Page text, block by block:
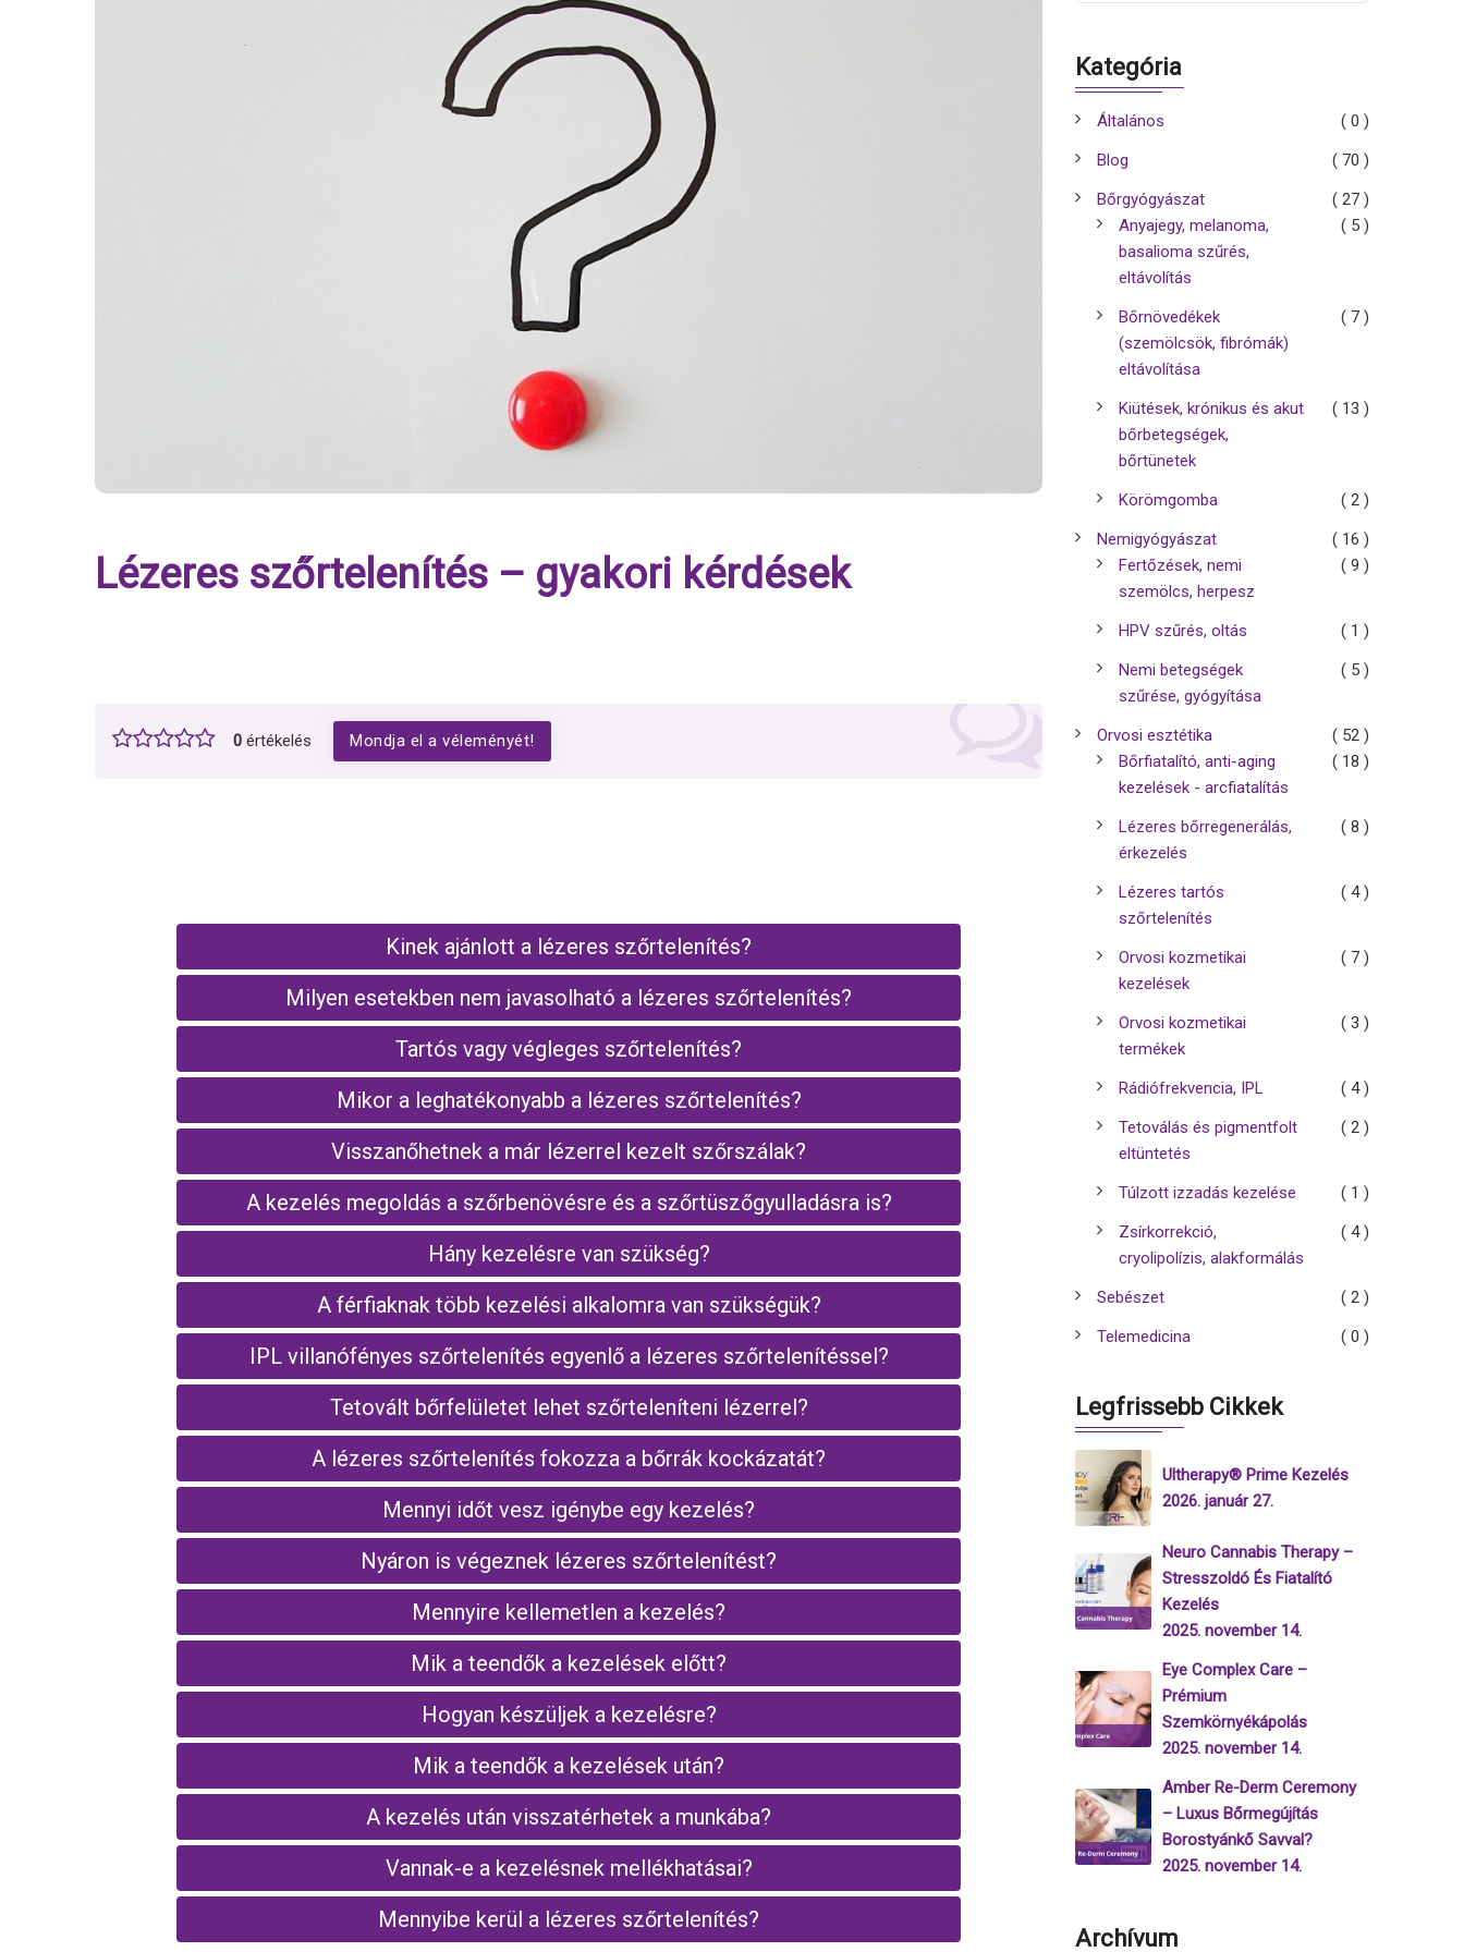
Lézeres szőrtelenítés – gyakori kérdések
0 értékelés Mondja el a véleményét!
Kinek ajánlott a lézeres szőrtelenítés?
Milyen esetekben nem javasolható a lézeres szőrtelenítés?
Tartós vagy végleges szőrtelenítés?
Mikor a leghatékonyabb a lézeres szőrtelenítés?
Visszanőhetnek a már lézerrel kezelt szőrszálak?
A kezelés megoldás a szőrbenövésre és a szőrtüszőgyulladásra is?
Hány kezelésre van szükség?
A férfiaknak több kezelési alkalomra van szükségük?
IPL villanófényes szőrtelenítés egyenlő a lézeres szőrtelenítéssel?
Tetovált bőrfelületet lehet szőrteleníteni lézerrel?
A lézeres szőrtelenítés fokozza a bőrrák kockázatát?
Mennyi időt vesz igénybe egy kezelés?
Nyáron is végeznek lézeres szőrtelenítést?
Mennyire kellemetlen a kezelés?
Mik a teendők a kezelések előtt?
Hogyan készüljek a kezelésre?
Mik a teendők a kezelések után?
A kezelés után visszatérhetek a munkába?
Vannak-e a kezelésnek mellékhatásai?
Mennyibe kerül a lézeres szőrtelenítés?
Kategória
Általános
( 0 )
Blog
( 70 )
Bőrgyógyászat
( 27 )
Anyajegy, melanoma,
basalioma szűrés,
eltávolítás
( 5 )
Bőrnövedékek
(szemölcsök, fibrómák)
eltávolítása
( 7 )
Kiütések, krónikus és akut
bőrbetegségek,
bőrtünetek
( 13 )
Körömgomba
( 2 )
Nemigyógyászat
( 16 )
Fertőzések, nemi
szemölcs, herpesz
( 9 )
HPV szűrés, oltás
( 1 )
Nemi betegségek
szűrése, gyógyítása
( 5 )
Orvosi esztétika
( 52 )
Bőrfiatalító, anti-aging
kezelések - arcfiatalítás
( 18 )
Lézeres bőrregenerálás,
érkezelés
( 8 )
Lézeres tartós
szőrtelenítés
( 4 )
Orvosi kozmetikai
kezelések
( 7 )
Orvosi kozmetikai
termékek
( 3 )
Rádiófrekvencia, IPL
( 4 )
Tetoválás és pigmentfolt
eltüntetés
( 2 )
Túlzott izzadás kezelése
( 1 )
Zsírkorrekció,
cryolipolízis, alakformálás
( 4 )
Sebészet
( 2 )
Telemedicina
( 0 )
Legfrissebb Cikkek
Ultherapy® Prime Kezelés
2026. január 27.
Neuro Cannabis Therapy –
Stresszoldó És Fiatalító
Kezelés
2025. november 14.
Eye Complex Care –
Prémium
Szemkörnyékápolás
2025. november 14.
Amber Re-Derm Ceremony
– Luxus Bőrmegújítás
Borostyánkő Savval?
2025. november 14.
Archívum